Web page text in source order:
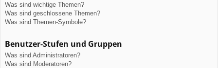
Was sind wichtige Themen?
Was sind geschlossene Themen?
Was sind Themen-Symbole?
Benutzer-Stufen und Gruppen
Was sind Administratoren?
Was sind Moderatoren?